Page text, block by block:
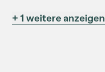
+ 1 weitere anzeigen